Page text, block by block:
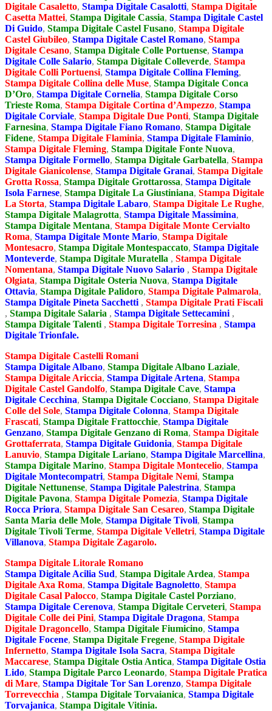
Digitale Casaletto, Stampa Digitale Casalotti, Stampa Digitale
Casetta Mattei, Stampa Digitale Cassia, Stampa Digitale Castel
Di Guido, Stampa Digitale Castel Fusano, Stampa Digitale
Castel Giubileo, Stampa Digitale Castel Romano, Stampa
Digitale Cesano, Stampa Digitale Colle Portuense, Stampa
Digitale Colle Salario, Stampa Digitale Colleverde, Stampa
Digitale Colli Portuensi, Stampa Digitale Collina Fleming,
Stampa Digitale Collina delle Muse, Stampa Digitale Conca
D’Oro, Stampa Digitale Cornelia, Stampa Digitale Corso
Trieste Roma, Stampa Digitale Cortina d’Ampezzo, Stampa
Digitale Corviale, Stampa Digitale Due Ponti, Stampa Digitale
Farnesina, Stampa Digitale Fiano Romano, Stampa Digitale
Fidene, Stampa Digitale Flaminia, Stampa Digitale Flaminio,
Stampa Digitale Fleming, Stampa Digitale Fonte Nuova,
Stampa Digitale Formello, Stampa Digitale Garbatella, Stampa
Digitale Gianicolense, Stampa Digitale Granai, Stampa Digitale
Grotta Rossa, Stampa Digitale Grottarossa, Stampa Digitale
Isola Farnese, Stampa Digitale La Giustiniana, Stampa Digitale
La Storta, Stampa Digitale Labaro, Stampa Digitale Le Rughe,
Stampa Digitale Malagrotta, Stampa Digitale Massimina,
Stampa Digitale Mentana, Stampa Digitale Monte Cervialto
Roma, Stampa Digitale Monte Mario, Stampa Digitale
Montesacro, Stampa Digitale Montespaccato, Stampa Digitale
Monteverde, Stampa Digitale Muratella , Stampa Digitale
Nomentana, Stampa Digitale Nuovo Salario , Stampa Digitale
Olgiata, Stampa Digitale Osteria Nuova, Stampa Digitale
Ottavia, Stampa Digitale Palidoro, Stampa Digitale Palmarola,
Stampa Digitale Pineta Sacchetti , Stampa Digitale Prati Fiscali
, Stampa Digitale Salaria , Stampa Digitale Settecamini ,
Stampa Digitale Talenti , Stampa Digitale Torresina , Stampa
Digitale Trionfale.
Stampa Digitale Castelli Romani
Stampa Digitale Albano, Stampa Digitale Albano Laziale,
Stampa Digitale Ariccia, Stampa Digitale Artena, Stampa
Digitale Castel Gandolfo, Stampa Digitale Cave, Stampa
Digitale Cecchina, Stampa Digitale Cocciano, Stampa Digitale
Colle del Sole, Stampa Digitale Colonna, Stampa Digitale
Frascati, Stampa Digitale Frattocchie, Stampa Digitale
Genzano, Stampa Digitale Genzano di Roma, Stampa Digitale
Grottaferrata, Stampa Digitale Guidonia, Stampa Digitale
Lanuvio, Stampa Digitale Lariano, Stampa Digitale Marcellina,
Stampa Digitale Marino, Stampa Digitale Montecelio, Stampa
Digitale Montecompatri, Stampa Digitale Nemi, Stampa
Digitale Nettunense, Stampa Digitale Palestrina, Stampa
Digitale Pavona, Stampa Digitale Pomezia, Stampa Digitale
Rocca Priora, Stampa Digitale San Cesareo, Stampa Digitale
Santa Maria delle Mole, Stampa Digitale Tivoli, Stampa
Digitale Tivoli Terme, Stampa Digitale Velletri, Stampa Digitale
Villanova, Stampa Digitale Zagarolo.
Stampa Digitale Litorale Romano
Stampa Digitale Acilia Sud, Stampa Digitale Ardea, Stampa
Digitale Axa Roma, Stampa Digitale Bagnoletto, Stampa
Digitale Casal Palocco, Stampa Digitale Castel Porziano,
Stampa Digitale Cerenova, Stampa Digitale Cerveteri, Stampa
Digitale Colle dei Pini, Stampa Digitale Dragona, Stampa
Digitale Dragoncello, Stampa Digitale Fiumicino, Stampa
Digitale Focene, Stampa Digitale Fregene, Stampa Digitale
Infernetto, Stampa Digitale Isola Sacra, Stampa Digitale
Maccarese, Stampa Digitale Ostia Antica, Stampa Digitale Ostia
Lido, Stampa Digitale Parco Leonardo, Stampa Digitale Pratica
di Mare, Stampa Digitale Tor San Lorenzo, Stampa Digitale
Torrevecchia , Stampa Digitale Torvaianica, Stampa Digitale
Torvajanica, Stampa Digitale Vitinia.